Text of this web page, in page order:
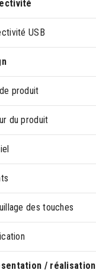
USB
produit
du produit
des touches
/ réalisation